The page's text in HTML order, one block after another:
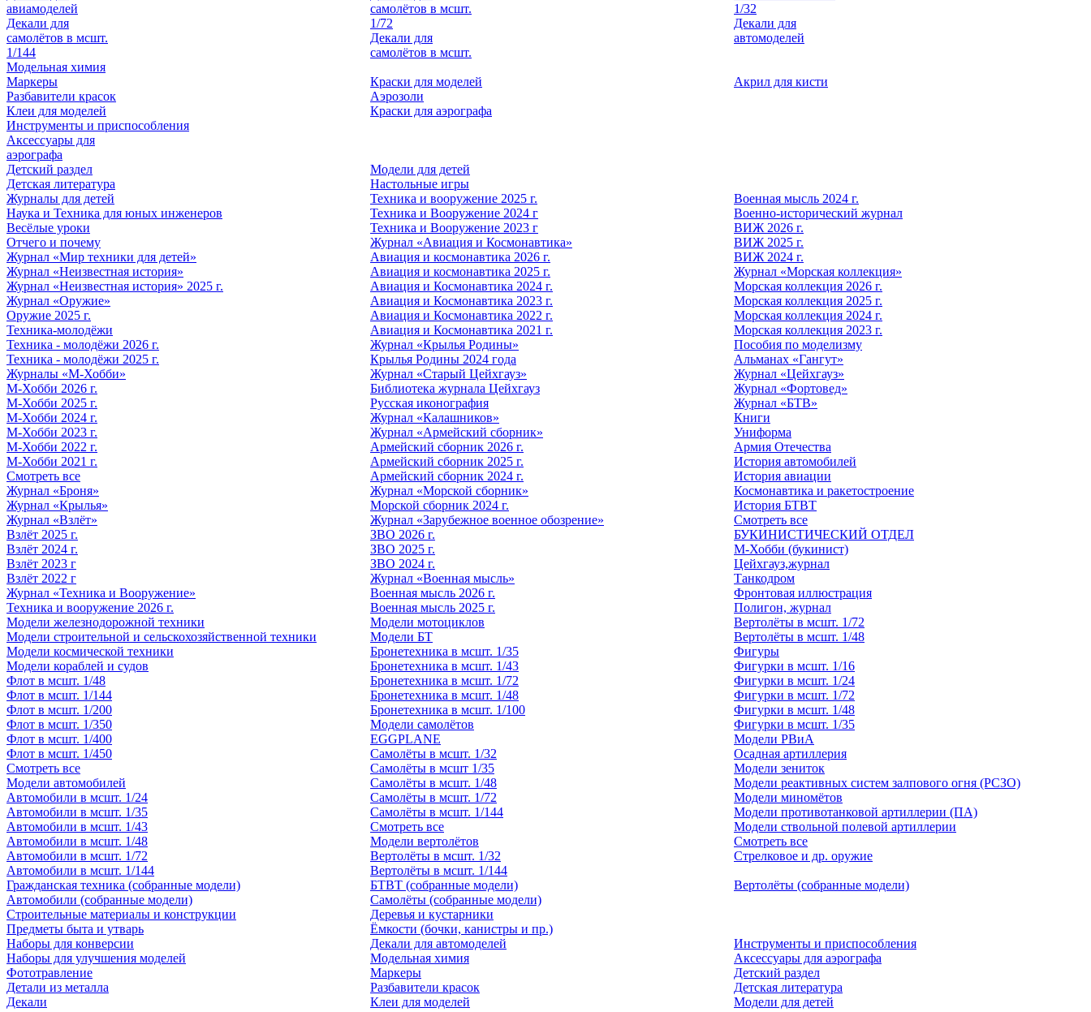
авиамоделей
Декали для
самолётов в мсшт.
1/144
самолётов в мсшт.
1/72
Декали для
самолётов в мсшт.
1/32
Декали для
автомоделей
Модельная химия
Маркеры
Разбавители красок
Клеи для моделей
Краски для моделей
Аэрозоли
Краски для аэрографа
Акрил для кисти
Инструменты и приспособления
Аксессуары для
аэрографа
Детский раздел
Детская литература
Модели для детей
Настольные игры
Журналы для детей
Наука и Техника для юных инженеров
Весёлые уроки
Отчего и почему
Журнал «Мир техники для детей»
Журнал «Неизвестная история»
Журнал «Неизвестная история» 2025 г.
Журнал «Оружие»
Оружие 2025 г.
Техника-молодёжи
Техника - молодёжи 2026 г.
Техника - молодёжи 2025 г.
Журналы «М-Хобби»
М-Хобби 2026 г.
М-Хобби 2025 г.
М-Хобби 2024 г.
М-Хобби 2023 г.
М-Хобби 2022 г.
М-Хобби 2021 г.
Смотреть все
Журнал «Броня»
Журнал «Крылья»
Журнал «Взлёт»
Взлёт 2025 г.
Взлёт 2024 г.
Взлёт 2023 г
Взлёт 2022 г
Журнал «Техника и Вооружение»
Техника и вооружение 2026 г.
Техника и вооружение 2025 г.
Техника и Вооружение 2024 г
Техника и Вооружение 2023 г
Журнал «Авиация и Космонавтика»
Авиация и космонавтика 2026 г.
Авиация и космонавтика 2025 г.
Авиация и Космонавтика 2024 г.
Авиация и Космонавтика 2023 г.
Авиация и Космонавтика 2022 г.
Авиация и Космонавтика 2021 г.
Журнал «Крылья Родины»
Крылья Родины 2024 года
Журнал «Старый Цейхгауз»
Библиотека журнала Цейхгауз
Русская иконография
Журнал «Калашников»
Журнал «Армейский сборник»
Армейский сборник 2026 г.
Армейский сборник 2025 г.
Армейский сборник 2024 г.
Журнал «Морской сборник»
Морской сборник 2024 г.
Журнал «Зарубежное военное обозрение»
ЗВО 2026 г.
ЗВО 2025 г.
ЗВО 2024 г.
Журнал «Военная мысль»
Военная мысль 2026 г.
Военная мысль 2025 г.
Военная мысль 2024 г.
Военно-исторический журнал
ВИЖ 2026 г.
ВИЖ 2025 г.
ВИЖ 2024 г.
Журнал «Морская коллекция»
Морская коллекция 2026 г.
Морская коллекция 2025 г.
Морская коллекция 2024 г.
Морская коллекция 2023 г.
Пособия по моделизму
Альманах «Гангут»
Журнал «Цейхгауз»
Журнал «Фортовед»
Журнал «БТВ»
Книги
Униформа
Армия Отечества
История автомобилей
История авиации
Космонавтика и ракетостроение
История БТВТ
Смотреть все
БУКИНИСТИЧЕСКИЙ ОТДЕЛ
М-Хобби (букинист)
Цейхгауз,журнал
Танкодром
Фронтовая иллюстрация
Полигон, журнал
Модели железнодорожной техники
Модели строительной и сельскохозяйственной техники
Модели космической техники
Модели кораблей и судов
Флот в мсшт. 1/48
Флот в мсшт. 1/144
Флот в мсшт. 1/200
Флот в мсшт. 1/350
Флот в мсшт. 1/400
Флот в мсшт. 1/450
Смотреть все
Модели автомобилей
Автомобили в мсшт. 1/24
Автомобили в мсшт. 1/35
Автомобили в мсшт. 1/43
Автомобили в мсшт. 1/48
Автомобили в мсшт. 1/72
Автомобили в мсшт. 1/144
Модели мотоциклов
Модели БТ
Бронетехника в мсшт. 1/35
Бронетехника в мсшт. 1/43
Бронетехника в мсшт. 1/72
Бронетехника в мсшт. 1/48
Бронетехника в мсшт. 1/100
Модели самолётов
EGGPLANE
Самолёты в мсшт. 1/32
Самолёты в мсшт 1/35
Самолёты в мсшт. 1/48
Самолёты в мсшт. 1/72
Самолёты в мсшт. 1/144
Смотреть все
Модели вертолётов
Вертолёты в мсшт. 1/32
Вертолёты в мсшт. 1/144
Вертолёты в мсшт. 1/72
Вертолёты в мсшт. 1/48
Фигуры
Фигурки в мсшт. 1/16
Фигурки в мсшт. 1/24
Фигурки в мсшт. 1/72
Фигурки в мсшт. 1/48
Фигурки в мсшт. 1/35
Модели РВиА
Осадная артиллерия
Модели зениток
Модели реактивных систем залпового огня (РСЗО)
Модели миномётов
Модели противотанковой артиллерии (ПА)
Модели ствольной полевой артиллерии
Смотреть все
Стрелковое и др. оружие
Гражданская техника (собранные модели)
Автомобили (собранные модели)
БТВТ (собранные модели)
Самолёты (собранные модели)
Вертолёты (собранные модели)
Строительные материалы и конструкции
Предметы быта и утварь
Деревья и кустарники
Ёмкости (бочки, канистры и пр.)
Наборы для конверсии
Наборы для улучшения моделей
Фототравление
Детали из металла
Декали
Декали для автомоделей
Модельная химия
Маркеры
Разбавители красок
Клеи для моделей
Инструменты и приспособления
Аксессуары для аэрографа
Детский раздел
Детская литература
Модели для детей